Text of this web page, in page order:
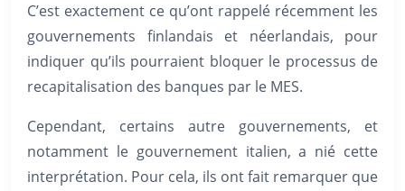
C’est exactement ce qu’ont rappelé récemment les
gouvernements finlandais et néerlandais, pour
indiquer qu’ils pourraient bloquer le processus de
recapitalisation des banques par le MES.
Cependant, certains autre gouvernements, et
notamment le gouvernement italien, a nié cette
interprétation. Pour cela, ils ont fait remarquer que